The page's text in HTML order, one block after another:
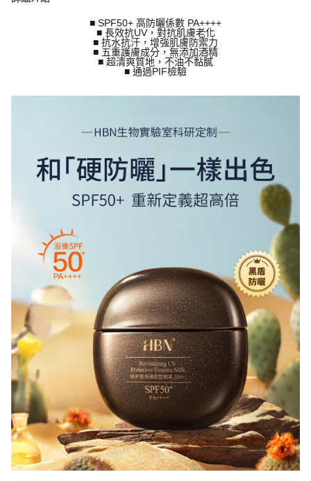
■ SPF50+ 高防曬係數 PA++++
■ 長效抗UV，對抗肌膚老化
■ 抗水抗汗，增強肌膚防禦力
■ 五重護膚成分，無添加酒精
■ 超清爽質地，不油不黏膩
■ 通過PIF檢驗